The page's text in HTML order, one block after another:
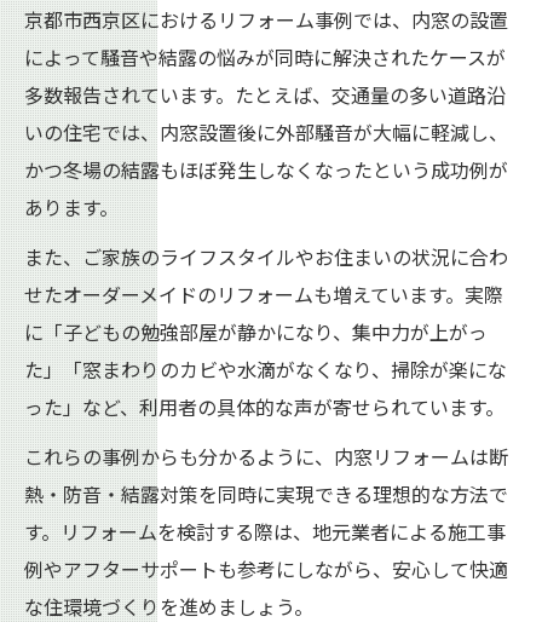
京都市西京区におけるリフォーム事例では、内窓の設置
によって騒音や結露の悩みが同時に解決されたケースが
多数報告されています。たとえば、交通量の多い道路沿
いの住宅では、内窓設置後に外部騒音が大幅に軽減し、
かつ冬場の結露もほぼ発生しなくなったという成功例が
あります。
また、ご家族のライフスタイルやお住まいの状況に合わ
せたオーダーメイドのリフォームも増えています。実際
に「子どもの勉強部屋が静かになり、集中力が上がっ
た」「窓まわりのカビや水滴がなくなり、掃除が楽にな
った」など、利用者の具体的な声が寄せられています。
これらの事例からも分かるように、内窓リフォームは断
熱・防音・結露対策を同時に実現できる理想的な方法で
す。リフォームを検討する際は、地元業者による施工事
例やアフターサポートも参考にしながら、安心して快適
な住環境づくりを進めましょう。